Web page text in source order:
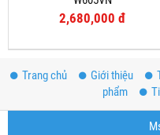
2,680,000 đ
Trang chủ Giới thiệu
phẩm